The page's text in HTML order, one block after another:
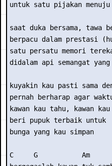
untuk satu pijakan menuju
saat duka bersama, tawa
berpacu dalam prestasi
satu persatu memori
didalam api semangat yang
kuyakin kau pasti sama
pernah berharap agar
kawan kau tahu, kawan
beri pupuk terbaik untuk
bunga yang kau simpan
C     G           Am